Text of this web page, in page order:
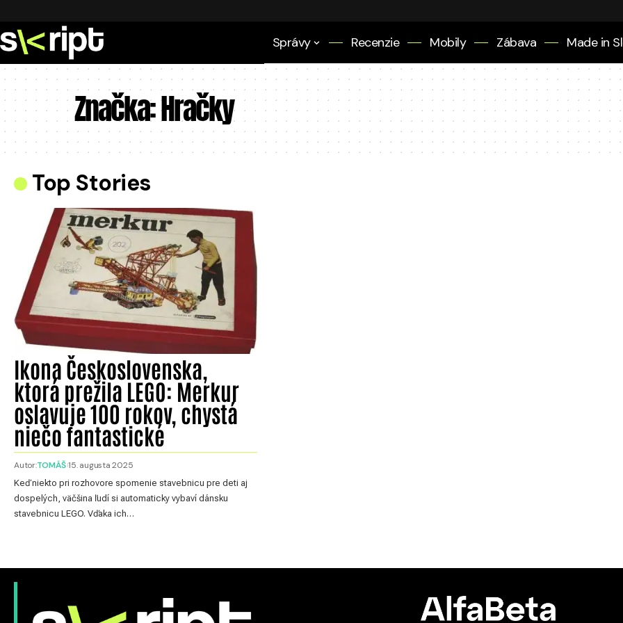
Správy Recenzie Mobily Zábava Made in
Značka:Hračky
Top Stories
Ikona Československa,
ktorá prežila LEGO: Merkur
oslavuje 100 rokov, chystá
niečo fantastické
Autor:TOMÁŠ 15. augusta 2025
Keď niekto pri rozhovore spomenie stavebnicu pre deti aj
dospelých, väčšina ľudí si automaticky vybaví dánsku
stavebnicu LEGO. Vďaka ich…